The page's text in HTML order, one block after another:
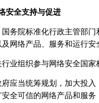
安全支持与促进
务院标准化行政主管部门
网络产品、服务和运行安
业组织参与网络安全国家
应当统筹规划，加大投入
全可信的网络产品和服